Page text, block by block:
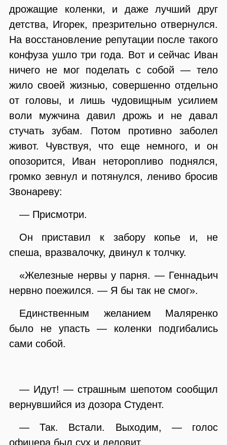
дрожащие коленки, и даже лучший друг
детства, Игорек, презрительно отвернулся.
На восстановление репутации после такого
конфуза ушло три года. Вот и сейчас Иван
ничего не мог поделать с собой — тело
жило своей жизнью, совершенно отдельно
от головы, и лишь чудовищным усилием
воли мужчина давил дрожь и не давал
стучать зубам. Потом противно заболел
живот. Чувствуя, что еще немного, и он
опозорится, Иван неторопливо поднялся,
громко зевнул и потянулся, лениво бросив
Звонареву:
— Присмотри.
Он приставил к забору копье и, не
спеша, вразвалочку, двинул к толчку.
«Железные нервы у парня. — Геннадьич
нервно поежился. — Я бы так не смог».
Единственным желанием Маляренко
было не упасть — коленки подгибались
сами собой.
— Идут! — страшным шепотом сообщил
вернувшийся из дозора Студент.
— Так. Встали. Выходим, — голос
офицера был сух и деловит.